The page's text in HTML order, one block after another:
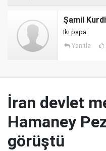
Şamil Kurdî
İki papa.
Yanıtla
İran devlet
Hamaney
görüştü